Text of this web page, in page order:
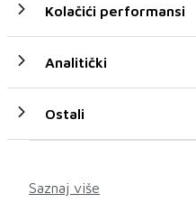
Coca-Cola povećala
prognoze
Coca-Cola Europacific
punioničar proizvoda
Kolačići performansi
Analitički
Ostali
Saznaj više